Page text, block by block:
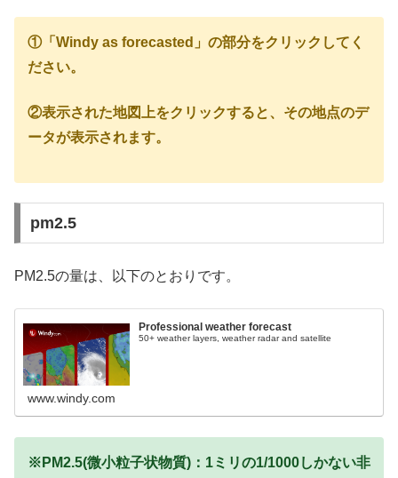
①「Windy as forecasted」の部分をクリックしてく
ださい。
②表示された地図上をクリックすると、その地点のデ
ータが表示されます。
pm2.5
PM2.5の量は、以下のとおりです。
Professional weather forecast
50+ weather layers, weather radar and satellite
www.windy.com
※PM2.5(微小粒子状物質)：1ミリの1/1000しかない非